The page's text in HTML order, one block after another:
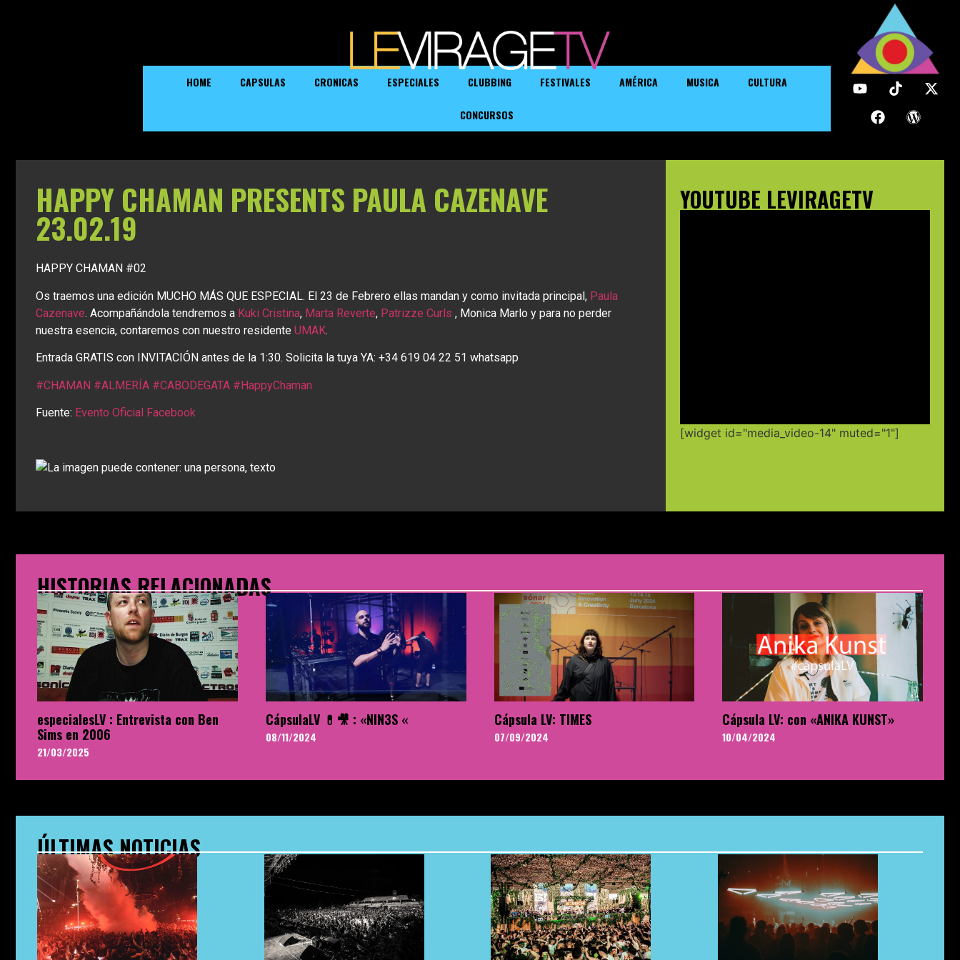
HOME CAPSULAS CRONICAS ESPECIALES CLUBBING FESTIVALES AMÉRICA MUSICA CULTURA
CONCURSOS
HAPPY CHAMAN PRESENTS PAULA CAZENAVE
23.02.19
HAPPY CHAMAN #02
Os traemos una edición MUCHO MÁS QUE ESPECIAL. El 23 de Febrero ellas mandan y como invitada principal, Paula
Cazenave. Acompañándola tendremos a Kuki Cristina, Marta Reverte, Patrizze Curls , Monica Marlo y para no perder
nuestra esencia, contaremos con nuestro residente UMAK.
Entrada GRATIS con INVITACIÓN antes de la 1:30. Solicita la tuya YA: +34 619 04 22 51 whatsapp
#CHAMAN #ALMERÍA #CABODEGATA #HappyChaman
Fuente: Evento Oficial Facebook
YOUTUBE LEVIRAGETV
[widget id="media_video-14" muted="1"]
HISTORIAS RELACIONADAS
especialesLV : Entrevista con Ben
Sims en 2006
21/03/2025
CápsulaLV 💊🎥 : «NIN3S «
08/11/2024
Cápsula LV: TIMES
07/09/2024
Cápsula LV: con «ANIKA KUNST»
10/04/2024
ÚLTIMAS NOTICIAS